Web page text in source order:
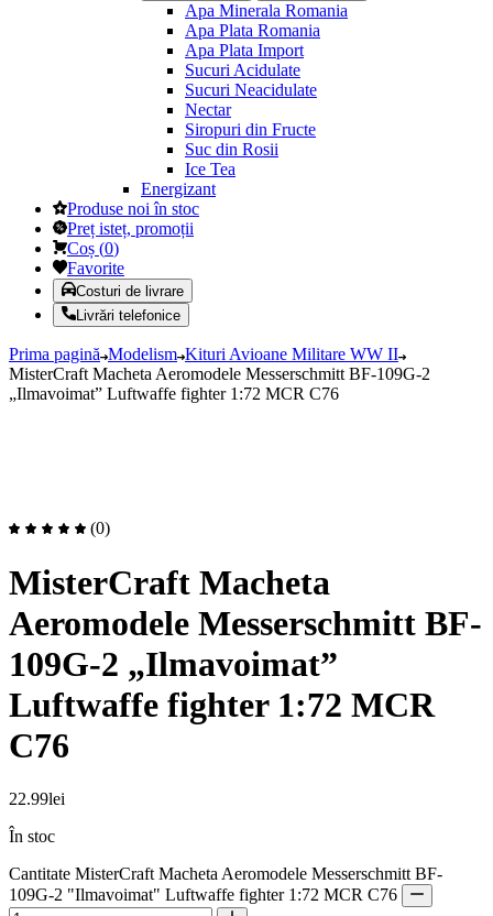
Apa Minerala Romania
Apa Plata Romania
Apa Plata Import
Sucuri Acidulate
Sucuri Neacidulate
Nectar
Siropuri din Fructe
Suc din Rosii
Ice Tea
Energizant
Produse noi în stoc
Preț isteț, promoții
Coș (0)
Favorite
Costuri de livrare
Livrări telefonice
Prima pagină Modelism Kituri Avioane Militare WW II
MisterCraft Macheta Aeromodele Messerschmitt BF-109G-2
„Ilmavoimat” Luftwaffe fighter 1:72 MCR C76
(0)
MisterCraft Macheta
Aeromodele Messerschmitt BF-
109G-2 „Ilmavoimat”
Luftwaffe fighter 1:72 MCR
C76
22.99lei
În stoc
Cantitate MisterCraft Macheta Aeromodele Messerschmitt BF-
109G-2 "Ilmavoimat" Luftwaffe fighter 1:72 MCR C76